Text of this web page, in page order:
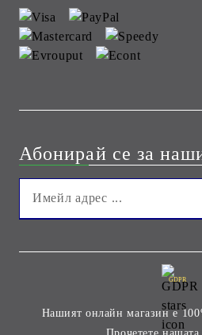
Абонирай се за
GDPR
Нашият онлайн магазин е